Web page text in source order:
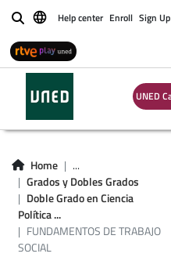
BuscarHelp center Enroll Sign Up
UNED
Home
...
Grados y Dobles Grados
Doble Grado en Ciencia
Política ...
FUNDAMENTOS DE TRABAJO
SOCIAL
TRABAJO